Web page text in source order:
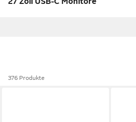
376 Produkte